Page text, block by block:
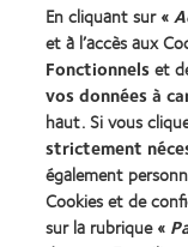
Technologie
Trouver un
Lentilles de
Nouveau
Porteur de
En cliquant sur «
et à l’accès aux
Fonctionnelset
vos données à
haut. Si vous
strictement
également
Cookies et de
sur la rubrique «